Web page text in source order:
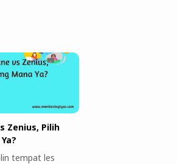
Zenius, Pilih
tempat les